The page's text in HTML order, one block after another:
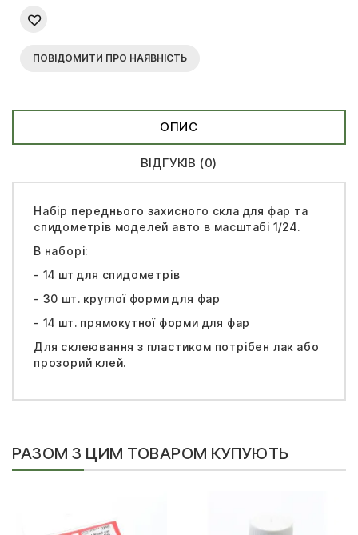
ПОВІДОМИТИ ПРО НАЯВНІСТЬ
ОПИС
ВІДГУКІВ (0)
Набір переднього захисного скла для фар та
спидометрів моделей авто в масштабі 1/24.
В наборі:
- 14 шт для спидометрів
- 30 шт. круглої форми для фар
- 14 шт. прямокутної форми для фар
Для склеювання з пластиком потрібен лак або
прозорий клей.
РАЗОМ З ЦИМ ТОВАРОМ КУПУЮТЬ